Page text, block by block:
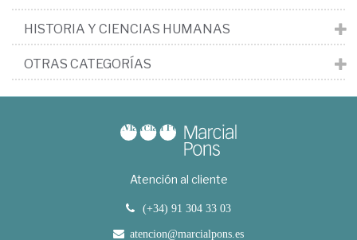
HISTORIA Y CIENCIAS HUMANAS
OTRAS CATEGORÍAS
Atención al cliente
(+34) 91 304 33 03
atencion@marcialpons.es